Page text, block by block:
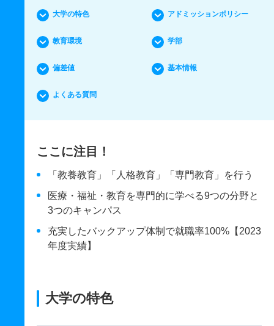
大学の特色 アドミッションポリシー
教育環境 学部
偏差値 基本情報
よくある質問
ここに注目！
「教養教育」「人格教育」「専門教育」を行う
医療・福祉・教育を専門的に学べる9つの分野と
3つのキャンパス
充実したバックアップ体制で就職率100%【2023
年度実績】
大学の特色